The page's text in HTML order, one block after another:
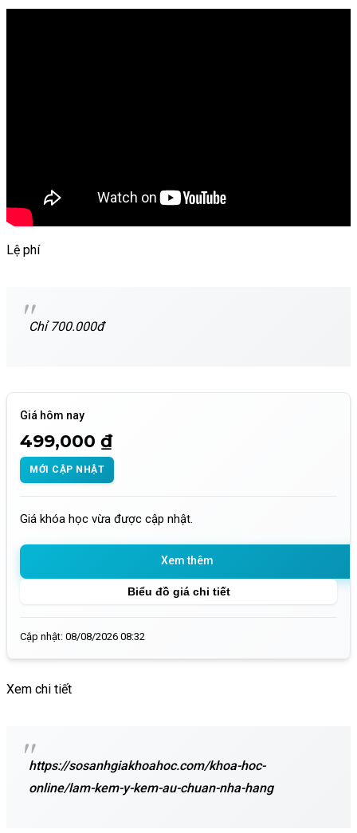
Lệ phí
Chỉ 700.000đ
Giá hôm nay
499,000 ₫
MỚI CẬP NHẬT
Giá khóa học vừa được cập nhật.
Xem thêm
Biểu đồ giá chi tiết
Cập nhật: 08/08/2026 08:32
Xem chi tiết
https://sosanhgiakhoahoc.com/khoa-hoc-
online/lam-kem-y-kem-au-chuan-nha-hang